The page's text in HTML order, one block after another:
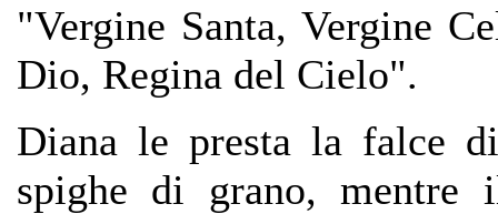
"Vergine Santa, Vergine
Dio, Regina del Cielo".
Diana le presta la falce
spighe di grano, mentre